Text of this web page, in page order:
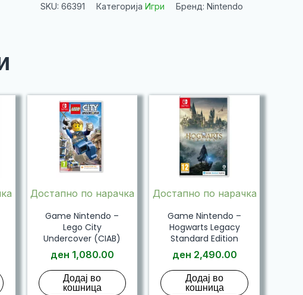
SKU: 66391 Категорија Игри Бренд: Nintendo
Достапно по нарачка
Game Nintendo –
Lego City
Undercover (CIAB)
ден 1,080.00
Додај во
кошница
Достапно по нарачка
Game Nintendo –
Hogwarts Legacy
Standard Edition
ден 2,490.00
Додај во
кошница